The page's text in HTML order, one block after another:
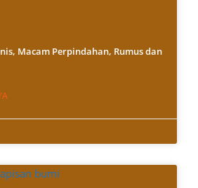
Macam Perpindahan, Rumus dan